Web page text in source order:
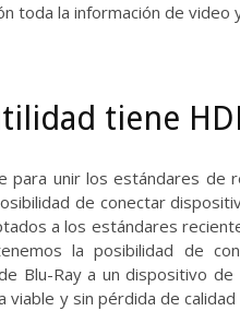
toda la información de video
tiene
para unir los estándares de
de conectar
a los estándares
la posibilidad de
Blu-Ray a un dispositivo
viable y sin pérdida de